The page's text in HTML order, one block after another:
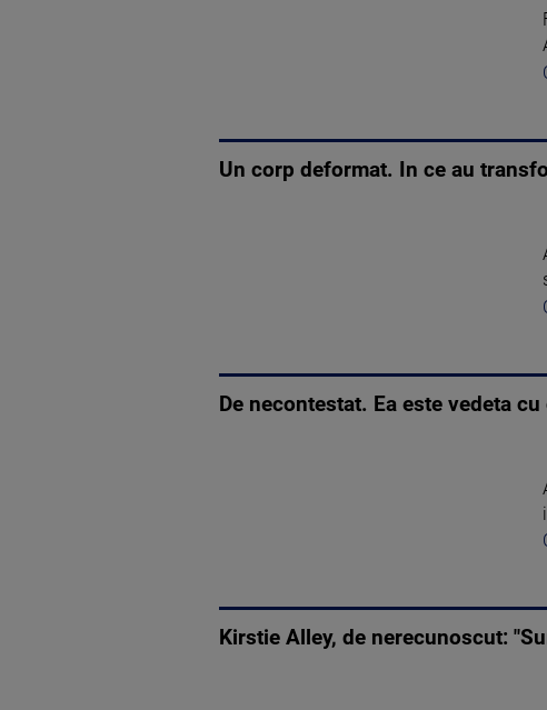
Un corp deformat. In ce au
De necontestat. Ea este vedeta
Kirstie Alley, de nerecunoscut: